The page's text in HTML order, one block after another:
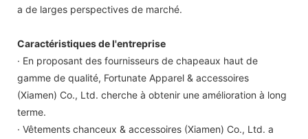
a de larges perspectives de marché.
Caractéristiques de l'entreprise
· En proposant des fournisseurs de chapeaux haut de
gamme de qualité, Fortunate Apparel & accessoires
(Xiamen) Co., Ltd. cherche à obtenir une amélioration à long
terme.
· Vêtements chanceux & accessoires (Xiamen) Co., Ltd. a